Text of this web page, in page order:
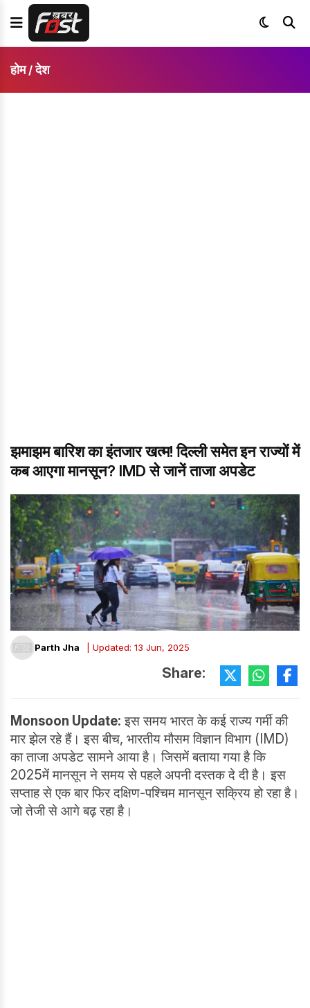
होम/ देश
झमाझम बारिश का इंतजार खत्म! दिल्ली समेत इन राज्यों में
कब आएगा मानसून? IMD से जानें ताजा अपडेट
Parth Jha | Updated: 13 Jun, 2025
Share:
Monsoon Update: इस समय भारत के कई राज्य गर्मी की
मार झेल रहे हैं। इस बीच, भारतीय मौसम विज्ञान विभाग (IMD)
का ताजा अपडेट सामने आया है। जिसमें बताया गया है कि
2025में मानसून ने समय से पहले अपनी दस्तक दे दी है। इस
सप्ताह से एक बार फिर दक्षिण-पश्चिम मानसून सक्रिय हो रहा है।
जो तेजी से आगे बढ़ रहा है।